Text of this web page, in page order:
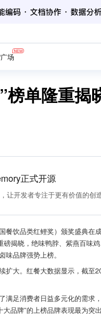
场
榜单隆重揭
正式开源
让开发者专注于更有价值的创
餐饮品类红鲤奖）颁奖盛典在
揭晓，绝味鸭脖、紫燕百味
品牌强势上榜。
扩大。红餐大数据显示，截至
足消费者日益多元化的需求
品牌”的上榜品牌表现最为突